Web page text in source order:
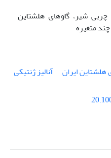
شیر، گاوهای هلشتاین
متغیره
هلشتاین ایران
آنالیز ژنتیکی